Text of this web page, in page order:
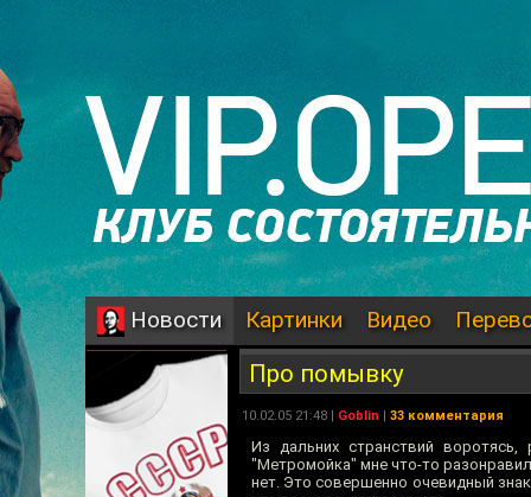
Новости Картинки Видео
Про помывку
10.02.05 21:48 | Goblin | 33 комментария
Из дальних странствий
"Метромойка" мне что-то
нет. Это совершенно очевидный